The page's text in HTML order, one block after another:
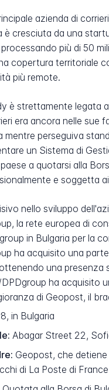
azienda di
è cresciuta da una
più di 50
copertura territoriale
più remote.
è strettamente legata
era ancora nelle sue
perseguiva
un Sistema di
a quotarsi alla
e soggetta
nello sviluppo
la rete europea di
in Bulgaria per la
ha acquisito una
una
ha acquisito
di Geopost, il
in Bulgaria
Abagar Street 22,
Geopost, che detiene
di La Poste di France